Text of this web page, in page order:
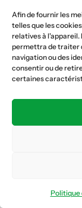
Afin de fournir les
telles que les
relatives à l'appareil.
permettra de traiter
navigation ou des
consentir ou de
certaines
Politique
Maçonnerie et
Parqueterie et
Menuiserie et
Plâtrerie et
Nous suivre
Formation continue
Caisse AVS 66.1
© Copyright 2026